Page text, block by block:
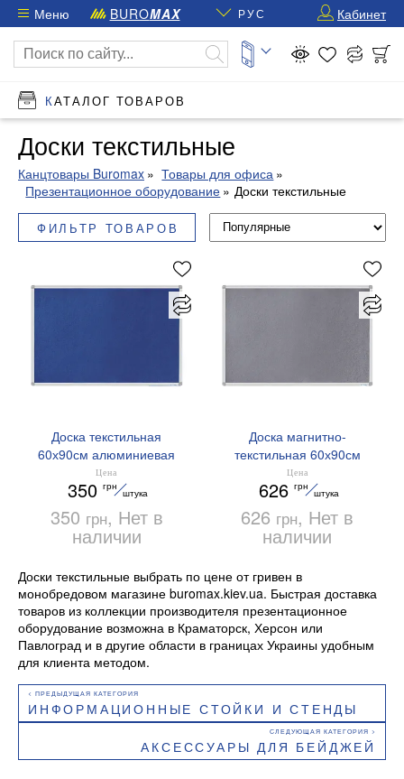
Меню BUROMAX РУС Кабинет
КАТАЛОГ ТОВАРОВ
Доски текстильные
Канцтовары Buromax
Товары для офиса
Презентационное оборудование
Доски текстильные
ФИЛЬТР ТОВАРОВ
Доска текстильная
60х90см алюминиевая
рамка BM.0019 Buromax
Цена
350 грн
штука
350 грн, Нет в
наличии
Доска магнитно-
текстильная 60х90см
алюминиевая рамка
BM.0020 Buromax
Цена
626 грн
штука
626 грн, Нет в
наличии
Доски текстильные выбрать по цене от гривен в
монобредовом магазине buromax.kiev.ua. Быстрая доставка
товаров из коллекции производителя презентационное
оборудование возможна в Краматорск, Херсон или
Павлоград и в другие области в границах Украины удобным
для клиента методом.
ИНФОРМАЦИОННЫЕ СТОЙКИ И СТЕНДЫ
АКСЕССУАРЫ ДЛЯ БЕЙДЖЕЙ